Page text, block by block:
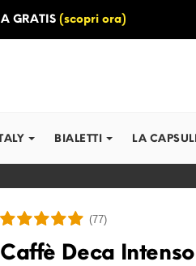
GRATIS (scopri ora)
BIALETTI LA
(77)
Caffè Deca